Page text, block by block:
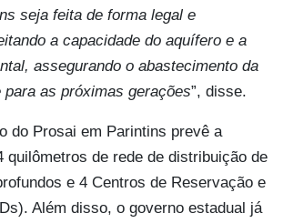
seja feita de forma legal e
a capacidade do aquífero e a
assegurando o abastecimento da
para as próximas gerações”, disse.
do Prosai em Parintins prevê a
quilômetros de rede de distribuição de
e 4 Centros de Reservação e
Além disso, o governo estadual já